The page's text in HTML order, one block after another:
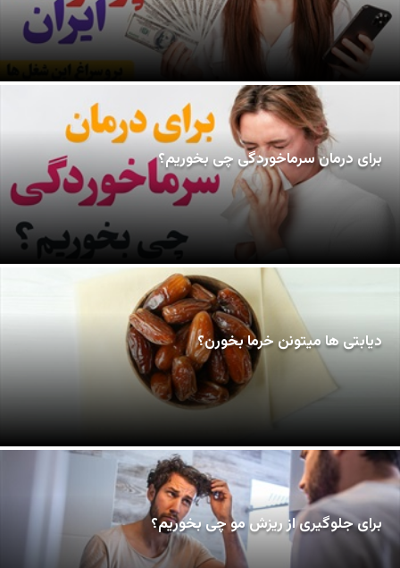
برای درمان سرماخوردگی چی بخوریم؟
دیابتی ها میتونن خرما بخورن؟
برای جلوگیری از ریزش مو چی بخوریم؟